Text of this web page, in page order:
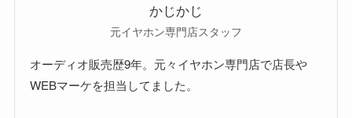
かじかじ
元イヤホン専門店スタッフ
オーディオ販売歴9年。元々イヤホン専門店で店長や
WEBマーケを担当してました。